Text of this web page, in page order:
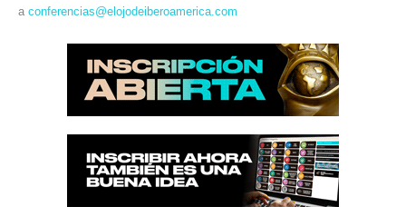
a conferencias@elojodeiberoamerica.com